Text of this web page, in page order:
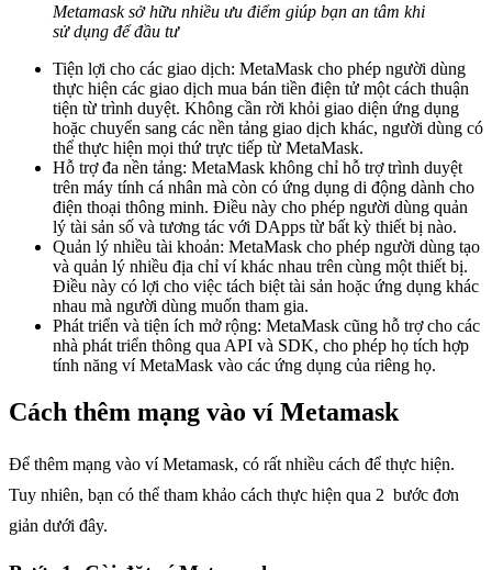
Metamask sở hữu nhiều ưu điểm giúp bạn an tâm khi
sử dụng để đầu tư
Tiện lợi cho các giao dịch: MetaMask cho phép người dùng
thực hiện các giao dịch mua bán tiền điện tử một cách thuận
tiện từ trình duyệt. Không cần rời khỏi giao diện ứng dụng
hoặc chuyển sang các nền tảng giao dịch khác, người dùng có
thể thực hiện mọi thứ trực tiếp từ MetaMask.
Hỗ trợ đa nền tảng: MetaMask không chỉ hỗ trợ trình duyệt
trên máy tính cá nhân mà còn có ứng dụng di động dành cho
điện thoại thông minh. Điều này cho phép người dùng quản
lý tài sản số và tương tác với DApps từ bất kỳ thiết bị nào.
Quản lý nhiều tài khoản: MetaMask cho phép người dùng tạo
và quản lý nhiều địa chỉ ví khác nhau trên cùng một thiết bị.
Điều này có lợi cho việc tách biệt tài sản hoặc ứng dụng khác
nhau mà người dùng muốn tham gia.
Phát triển và tiện ích mở rộng: MetaMask cũng hỗ trợ cho các
nhà phát triển thông qua API và SDK, cho phép họ tích hợp
tính năng ví MetaMask vào các ứng dụng của riêng họ.
Cách thêm mạng vào ví Metamask
Để thêm mạng vào ví Metamask, có rất nhiều cách để thực hiện.
Tuy nhiên, bạn có thể tham khảo cách thực hiện qua 2 bước đơn
giản dưới đây.